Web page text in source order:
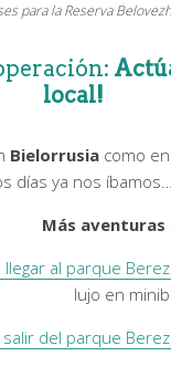
para la Reserva
local!
Bielorrusia como
días ya nos íbamos…
Más
al parque
lujo en
del parque